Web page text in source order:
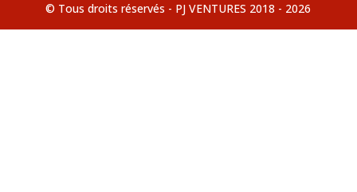
© Tous droits réservés - PJ VENTURES 2018 - 2026